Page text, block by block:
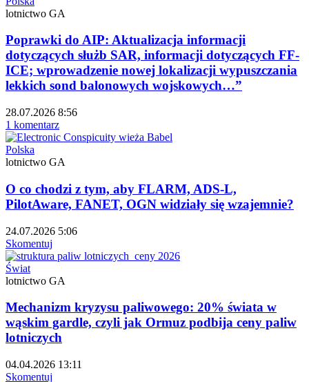
lotnictwo GA
Poprawki do AIP: Aktualizacja informacji
dotyczących służb SAR, informacji dotyczących FF-
ICE; wprowadzenie nowej lokalizacji wypuszczania
lekkich sond balonowych wojskowych…”
28.07.2026 8:56
1 komentarz
Polska
lotnictwo GA
O co chodzi z tym, aby FLARM, ADS-L,
PilotAware, FANET, OGN widziały się wzajemnie?
24.07.2026 5:06
Skomentuj
Świat
lotnictwo GA
Mechanizm kryzysu paliwowego: 20% świata w
wąskim gardle, czyli jak Ormuz podbija ceny paliw
lotniczych
04.04.2026 13:11
Skomentuj